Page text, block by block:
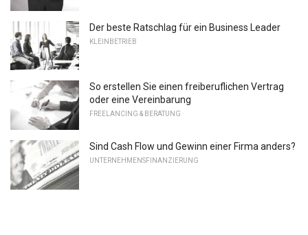
Der beste Ratschlag für ein Business Leader
KLEINBETRIEB
So erstellen Sie einen freiberuflichen Vertrag
oder eine Vereinbarung
FREELANCING & BERATUNG
Sind Cash Flow und Gewinn einer Firma anders?
UNTERNEHMENSFINANZIERUNG